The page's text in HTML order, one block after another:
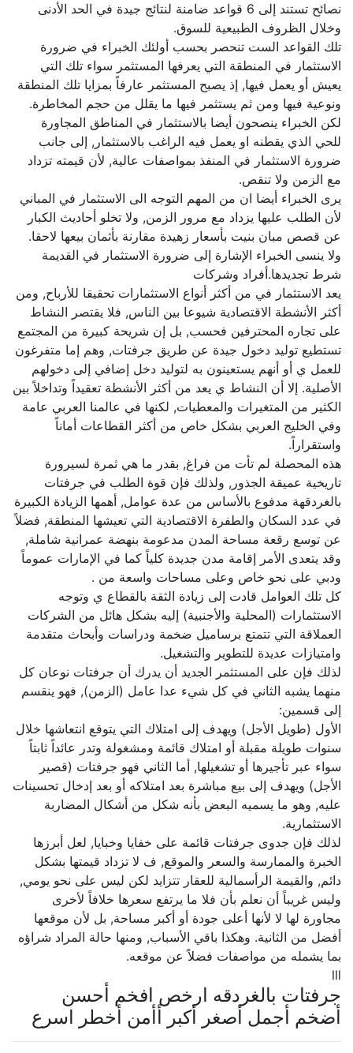
نصائح تستند إلى 6 قواعد ضامنة لنتائج جيدة في الحد الأدنى
وخلال الظروف الطبيعية للسوق.
تلك القواعد الست تنحصر بحسب أولئك الخبراء في ضرورة
الاستثمار في المنطقة التي يعرفها المستثمر سواء تلك التي
يعيش أو يعمل فيها, إذ يصبح المستثمر عارفاً بمزايا تلك المنطقة
ونوعية فيها ومن ثم يستثمر فيها ما يقلل من حجم المخاطرة.
لكن الخبراء ينصحون أيضا بالاستثمار في المناطق المجاورة
للحي الذي يقطنه او يعمل فيه الراغب بالاستثمار, إلى جانب
ضرورة الاستثمار في المنفذ بمواصفات عالية, لأن قيمته تزداد
مع الزمن ولا تنقص.
يرى الخبراء أيضا ان من المهم التوجه الى الاستثمار في المباني
لأن الطلب عليها يزداد مع مرور الزمن, ولا تخلو أحاديث الكبار
عن قصص مبان بنيت بأسعار زهيدة مقارنة بأثمان بيعها لاحقا.
ولا ينسى الخبراء الإشارة إلى ضرورة الاستثمار في القديمة
شرط تجديدها.أفراد وشركات
يعد الاستثمار في من أكثر أنواع الاستثمارات تحقيقا للأرباح, ومن
أكثر الأنشطة الاقتصادية شيوعا بين الناس, فلا يقتصر النشاط
على تجاره المحترفين فحسب, بل إن شريحة كبيرة من المجتمع
تستطيع توليد دخول جيدة عن طريق جرفتات, وهم إما متفرغون
للعمل ي أو أنهم يستعينون به لتوليد دخل إضافي إلى دخولهم
الأصلية. إلا أن النشاط ي يعد من أكثر الأنشطة تعقيداً وتداخلاً بين
الكثير من المتغيرات والمعطيات, لكنها في عالمنا العربي عامة
وفي الخليج العربي بشكل خاص من أكثر القطاعات أماناً
واستقراراً.
هذه المحصلة لم تأت من فراغ, بقدر ما هي ثمرة لسيرورة
تاريخية عميقة الجذور, ولذلك فإن قوة الطلب في جرفتات
بالغردقهة مدفوع بالأساس من عدة عوامل, أهمها الزيادة الكبيرة
في عدد السكان والطفرة الاقتصادية التي تعيشها المنطقة, فضلاً
عن توسع رقعة مساحة المدن مدعومة بنهضة عمرانية شاملة,
وقد يتعدى الأمر إقامة مدن جديدة كلياً كما في الإمارات عموماً
ودبي على نحو خاص وعلى مساحات واسعة من .
كل تلك العوامل قادت إلى زيادة الثقة بالقطاع ي وتوجه
الاستثمارات (المحلية والأجنبية) إليه بشكل هائل من الشركات
العملاقة التي تتمتع برساميل ضخمة ودراسات وأبحاث متقدمة
وامتيازات عديدة للتطوير والتشغيل.
لذلك فإن على المستثمر الجديد أن يدرك أن جرفتات نوعان كل
منهما يشبه الثاني في كل شيء عدا عامل (الزمن), فهو ينقسم
إلى قسمين:
الأول (طويل الأجل) ويهدف إلى امتلاك التي يتوقع انتعاشها خلال
سنوات طويلة مقبلة أو امتلاك قائمة ومشغولة وتدر عائداً ثابتاً
سواء عبر تأجيرها أو تشغيلها, أما الثاني فهو جرفتات (قصير
الأجل) ويهدف إلى بيع مباشرة بعد امتلاكه أو بعد إدخال تحسينات
عليه, وهو ما يسميه البعض بأنه شكل من أشكال المضاربة
الاستثمارية.
لذلك فإن جدوى جرفتات قائمة على خفايا وخبايا, لعل أبرزها
الخبرة والممارسة والسعر والموقع, ف لا تزداد قيمتها بشكل
دائم, والقيمة الرأسمالية للعقار تتزايد لكن ليس على نحو يومي,
وليس غريباً أن نعلم بأن فلا ما يرتفع سعرها خلافاً لأخرى
مجاورة لها لا لأنها أعلى جودة أو أكبر مساحة, بل لأن موقعها
أفضل من الثانية. وهكذا باقي الأسباب, ومنها حالة المراد شراؤه
بما يشمله من مواصفات فضلاً عن موقعه.
جرفتات بالغردقه ارخص افخم أحسن
أضخم أجمل أصغر أكبر أأمن أخطر اسرع